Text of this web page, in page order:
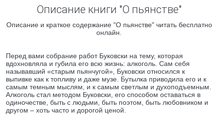
Описание книги "О пьянстве"
Описание и краткое содержание "О пьянстве" читать бесплатно
онлайн.
Перед вами собрание работ Буковски на тему, которая
вдохновляла и губила его всю жизнь: алкоголь. Сам себя
называвший «старым пьянчугой», Буковски относился к
выпивке как к топливу и даже музе. Бутылка приводила его и к
самым темным мыслям, и к самым светлым и духоподъемным.
Алкоголь стал методом Буковски, его способом оставаться в
одиночестве, быть с людьми, быть поэтом, быть любовником и
другом – хоть часто и дорогой ценой.